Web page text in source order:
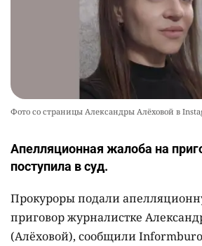
Фото со страницы Александры Алёховой в
Апелляционная жалоба на
поступила в суд.
Прокуроры подали
приговор журналистке
(Алёховой), сообщили